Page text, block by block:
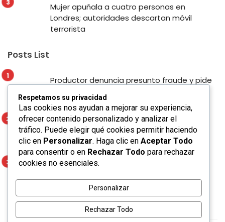
Mujer apuñala a cuatro personas en
Londres; autoridades descartan móvil
terrorista
Posts List
Productor denuncia presunto fraude y pide
responsable en San Luis Potosí
Enrique Galindo fortalece la seguridad y la
movilidad con Alumbrado Táctico en el
Corredor Lomas
Mujer apuñala a cuatro personas en
Londres; autoridades descartan móvil
Respetamos su privacidad
Las cookies nos ayudan a mejorar su experiencia,
ofrecer contenido personalizado y analizar el
tráfico. Puede elegir qué cookies permitir haciendo
clic en Personalizar. Haga clic en Aceptar Todo
para consentir o en Rechazar Todo para rechazar
cookies no esenciales.
Personalizar
Rechazar Todo